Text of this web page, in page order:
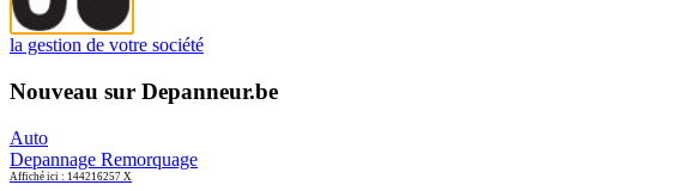
la gestion de votre société
Nouveau sur Depanneur.be
Auto
Depannage Remorquage
Affiché ici : 144216257 X